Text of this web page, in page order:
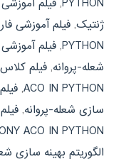
ژنتیک,
PYTHON
, فیلم
شعله-پروانه,
ACO IN PYTHON
,
سازی شعله-پروانه,
ACO IN PYTHON
الگوریتم بهینه سازی